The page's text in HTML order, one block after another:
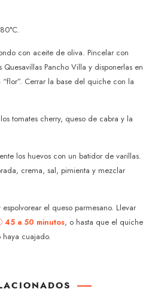
con aceite de oliva. Pincelar con
Pancho Villa y disponerlas en
Cerrar la base del quiche con la
tomates cherry, queso de cabra y la
los huevos con un batidor de varillas.
crema, sal, pimienta y mezclar
el queso parmesano. Llevar
45 a 50 minutos, o hasta que el quiche
cuajado.